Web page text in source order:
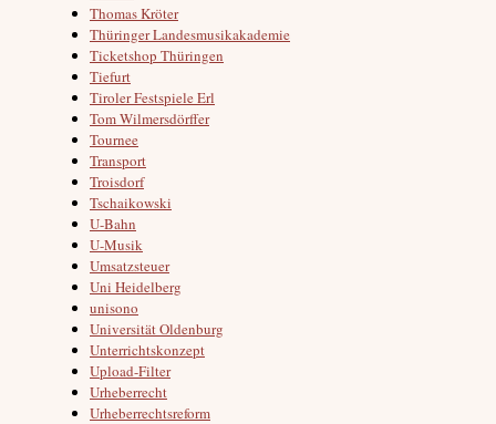
Thomas Kröter
Thüringer Landesmusikakademie
Ticketshop Thüringen
Tiefurt
Tiroler Festspiele Erl
Tom Wilmersdörffer
Tournee
Transport
Troisdorf
Tschaikowski
U-Bahn
U-Musik
Umsatzsteuer
Uni Heidelberg
unisono
Universität Oldenburg
Unterrichtskonzept
Upload-Filter
Urheberrecht
Urheberrechtsreform